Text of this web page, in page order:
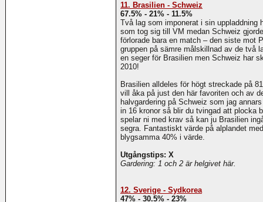
11. Brasilien - Schweiz
67.5% - 21% - 11.5%
Två lag som imponerat i sin
som tog sig till VM medan Schweiz
förlorade bara en match – den siste mot
gruppen på sämre målskillnad av de två
en seger för Brasilien men Schweiz har
2010!
Brasilien alldeles för högt streckade på
vill åka på just den här favoriten och av
halvgardering på Schweiz som jag
in 16 kronor så blir du tvingad att plocka
spelar ni med krav så kan ju Brasilien
segra. Fantastiskt värde på alplandet
blygsamma 40% i värde.
Utgångstips: X
Gardering: 1 och 2 är helgivet här.
12. Sverige - Sydkorea
47% - 30.5% - 23%